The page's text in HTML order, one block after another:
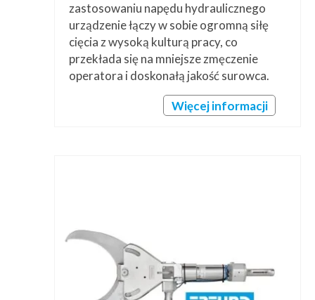
zastosowaniu napędu hydraulicznego
urządzenie łączy w sobie ogromną siłę
cięcia z wysoką kulturą pracy, co
przekłada się na mniejsze zmęczenie
operatora i doskonałą jakość surowca.
Więcej informacji